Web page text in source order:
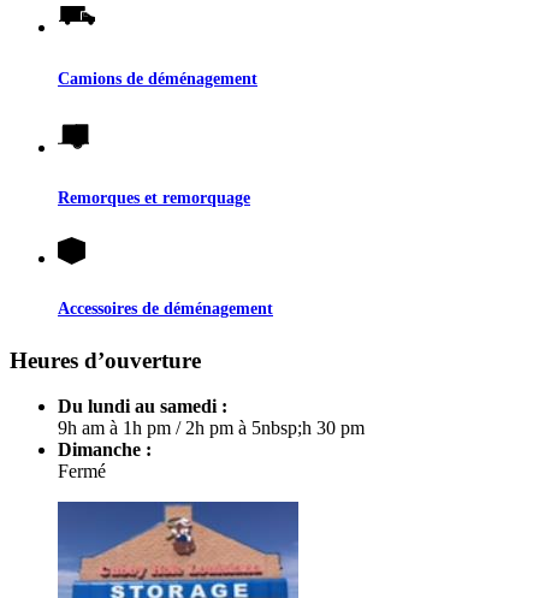
Camions de déménagement
Remorques et remorquage
Accessoires de déménagement
Heures d’ouverture
Du lundi au samedi :
9h am à 1h pm /2h pm à 5nbsp;h 30 pm
Dimanche :
Fermé